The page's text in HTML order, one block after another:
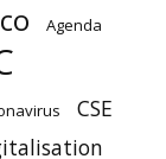
Agenda
CSE